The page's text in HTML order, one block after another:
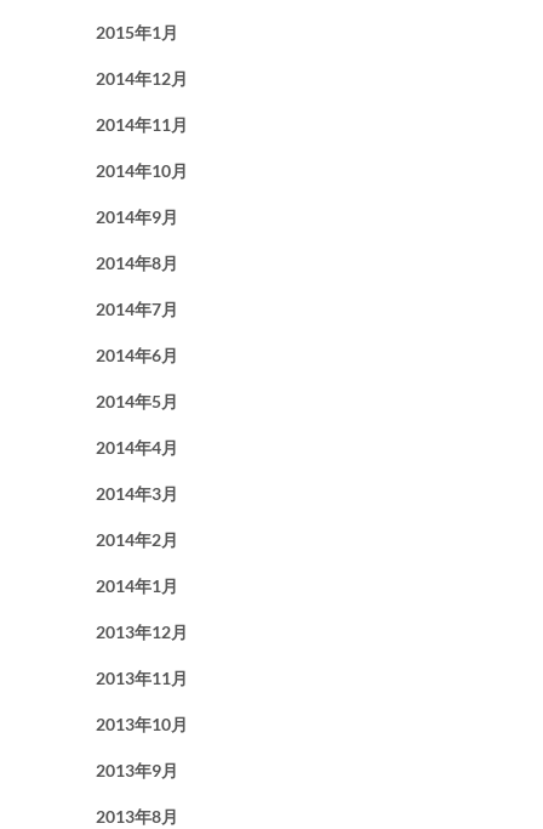
2015年1月
2014年12月
2014年11月
2014年10月
2014年9月
2014年8月
2014年7月
2014年6月
2014年5月
2014年4月
2014年3月
2014年2月
2014年1月
2013年12月
2013年11月
2013年10月
2013年9月
2013年8月